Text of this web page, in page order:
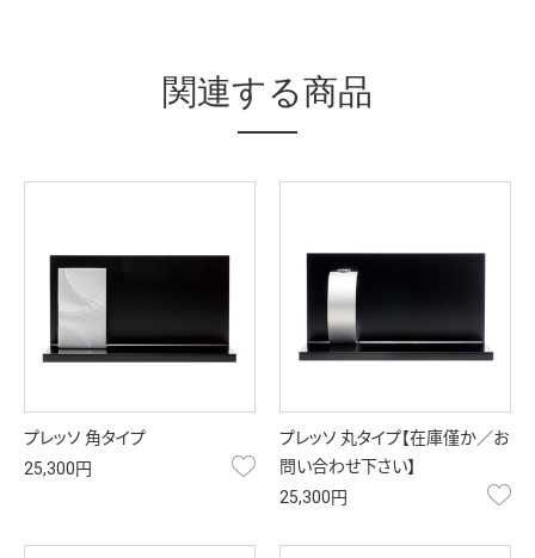
関連する商品
プレッソ 角タイプ
25,300円
お気に入り
プレッソ 丸タイプ【在庫僅か／お
問い合わせ下さい】
25,300円